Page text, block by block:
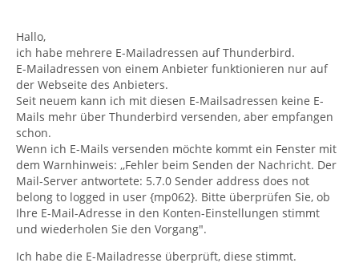
Hallo,
ich habe mehrere E-Mailadressen auf Thunderbird.
E-Mailadressen von einem Anbieter funktionieren nur auf
der Webseite des Anbieters.
Seit neuem kann ich mit diesen E-Mailsadressen keine E-
Mails mehr über Thunderbird versenden, aber empfangen
schon.
Wenn ich E-Mails versenden möchte kommt ein Fenster mit
dem Warnhinweis: ,,Fehler beim Senden der Nachricht. Der
Mail-Server antwortete: 5.7.0 Sender address does not
belong to logged in user {mp062}. Bitte überprüfen Sie, ob
Ihre E-Mail-Adresse in den Konten-Einstellungen stimmt
und wiederholen Sie den Vorgang".
Ich habe die E-Mailadresse überprüft, diese stimmt.